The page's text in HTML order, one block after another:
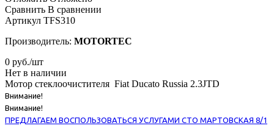
Сравнить В сравнении
Артикул TFS310
Производитель: MOTORTEC
0 руб./шт
Нет в наличии
Мотор стеклоочистителя Fiat Ducato Russia 2.3JTD
Внимание!
Внимание!
ПРЕДЛАГАЕМ ВОСПОЛЬЗОВАТЬСЯ УСЛУГАМИ СТО МАРТОВСКАЯ 8/1